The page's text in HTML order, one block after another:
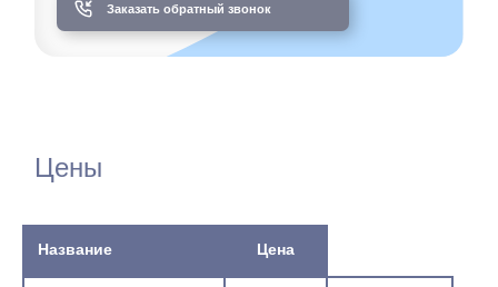
Заказать обратный звонок
Цены
Название Цена